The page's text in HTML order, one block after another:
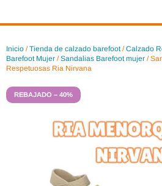
Inicio /Tienda de calzado barefoot/Calzado
Barefoot Mujer /Sandalias Barefoot mujer /
Respetuosas Ria Nirvana
REBAJADO – 40%